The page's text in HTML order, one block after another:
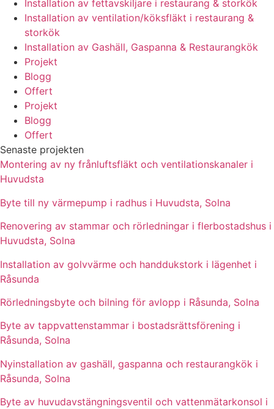
Installation av fettavskiljare i restaurang & storkök
Installation av ventilation/köksfläkt i restaurang &
storkök
Installation av Gashäll, Gaspanna & Restaurangkök
Projekt
Blogg
Offert
Projekt
Blogg
Offert
Senaste projekten
Montering av ny frånluftsfläkt och ventilationskanaler i
Huvudsta
Byte till ny värmepump i radhus i Huvudsta, Solna
Renovering av stammar och rörledningar i flerbostadshus i
Huvudsta, Solna
Installation av golvvärme och handdukstork i lägenhet i
Råsunda
Rörledningsbyte och bilning för avlopp i Råsunda, Solna
Byte av tappvattenstammar i bostadsrättsförening i
Råsunda, Solna
Nyinstallation av gashäll, gaspanna och restaurangkök i
Råsunda, Solna
Byte av huvudavstängningsventil och vattenmätarkonsol i